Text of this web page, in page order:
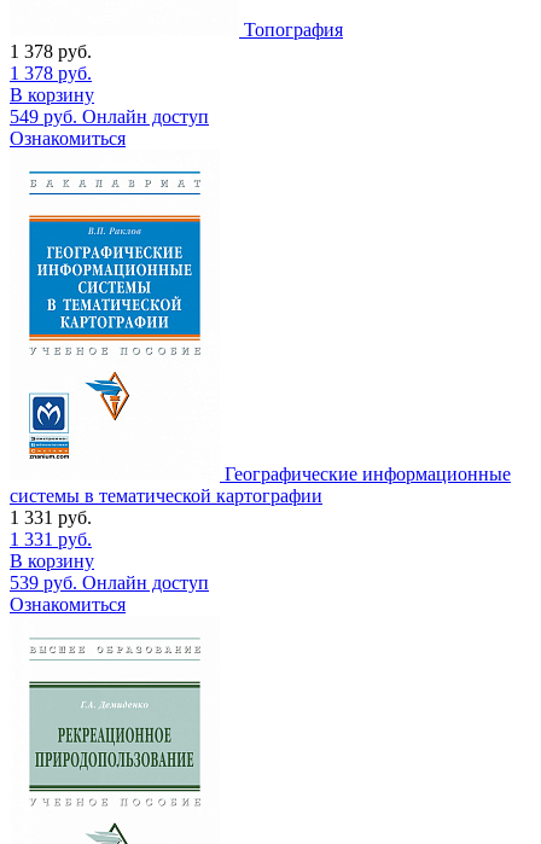
Топография
1 378 руб.
1 378 руб.
В корзину
549 руб. Онлайн доступ
Ознакомиться
Географические информационные
системы в тематической картографии
1 331 руб.
1 331 руб.
В корзину
539 руб. Онлайн доступ
Ознакомиться